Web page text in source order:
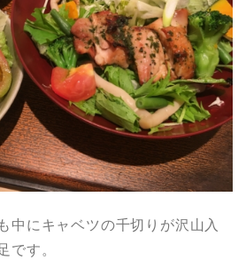
中にキャベツの千切りが沢山入
です。